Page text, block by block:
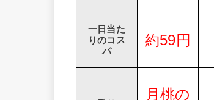
一日当た
りのコス
パ
約59円
月桃の